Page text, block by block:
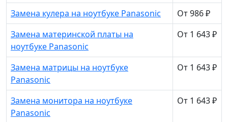
Замена кулера на ноутбуке Panasonic
От 986 ₽
Замена материнской платы на
ноутбуке Panasonic
От 1 643 ₽
Замена матрицы на ноутбуке
Panasonic
От 1 643 ₽
Замена монитора на ноутбуке
Panasonic
От 1 643 ₽